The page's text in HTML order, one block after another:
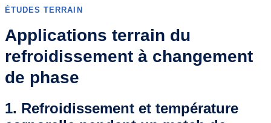
ÉTUDES TERRAIN
Applications terrain du
refroidissement à changement
de phase
1. Refroidissement et température